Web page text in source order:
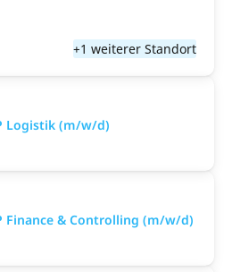
+1 weiterer Standort
Logistik (m/w/d)
Finance & Controlling (m/w/d)